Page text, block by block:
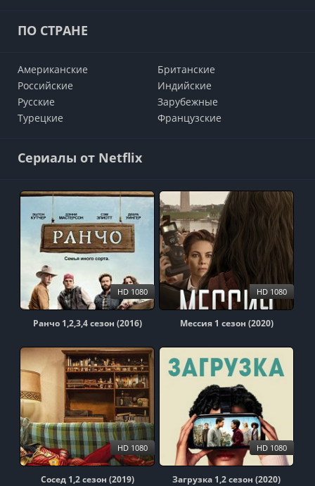
ПО СТРАНЕ
Американские
Британские
Российские
Индийские
Русские
Зарубежные
Турецкие
Французские
Сериалы от Netflix
Ранчо 1,2,3,4 сезон (2016)
HD 1080
Мессия 1 сезон (2020)
HD 1080
Сосед 1,2 сезон (2019)
HD 1080
Загрузка 1,2 сезон (2020)
HD 1080